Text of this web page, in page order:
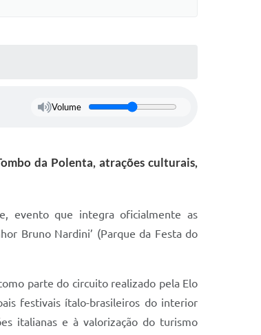
Volume
da Polenta, atrações culturais,
evento que integra oficialmente as
Bruno Nardini’ (Parque da Festa do
parte do circuito realizado pela Elo
festivais ítalo-brasileiros do interior
italianas e à valorização do turismo